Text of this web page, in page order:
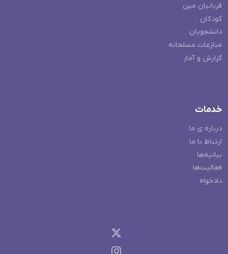
قربانیان مین
کودکان
دانشجویان
منازعات مسلحانه
گزارش و آمار
خدمات
درباره ی ما
ارتباط با ما
بیانیه‌ها
فعالیت‌ها
دادخواه